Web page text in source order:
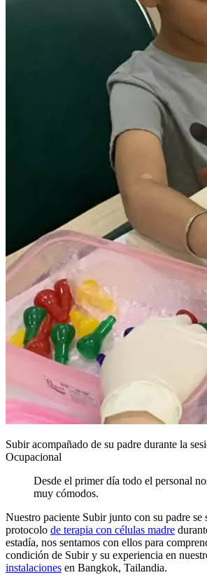
Subir acompañado de su padre durante la
Ocupacional
Desde el primer día todo el personal
muy cómodos.
Nuestro paciente Subir junto con su padre se
protocolo de terapia con células madre
estadía, nos sentamos con ellos para
condición de Subir y su experiencia en
instalaciones en Bangkok, Tailandia.